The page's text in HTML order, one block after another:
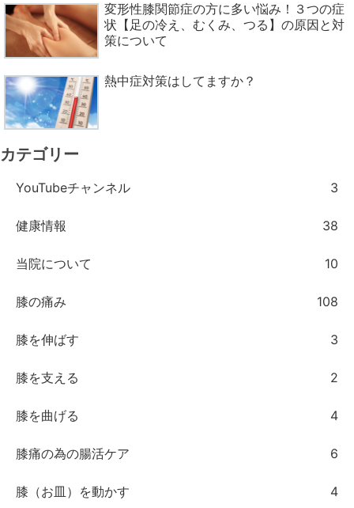
変形性膝関節症の方に多い悩み！３つの症
状【足の冷え、むくみ、つる】の原因と対
策について
熱中症対策はしてますか？
カテゴリー
YouTubeチャンネル 3
健康情報 38
当院について 10
膝の痛み 108
膝を伸ばす 3
膝を支える 2
膝を曲げる 4
膝痛の為の腸活ケア 6
膝（お皿）を動かす 4